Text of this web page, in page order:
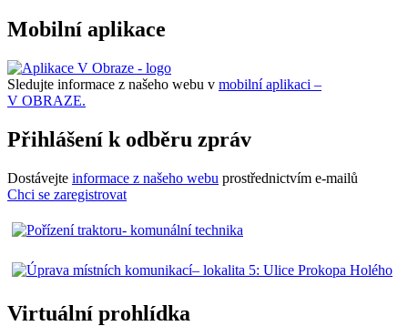
Mobilní aplikace
Sledujte informace z našeho webu v mobilní aplikaci –
V OBRAZE.
Přihlášení k odběru zpráv
Dostávejte informace z našeho webu prostřednictvím e-mailů
Chci se zaregistrovat
Virtuální prohlídka